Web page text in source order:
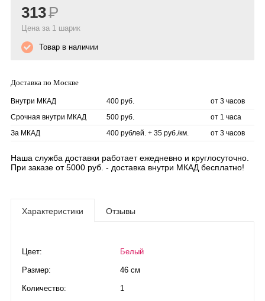
313Р
Цена за 1 шарик
Товар в наличии
Доставка по Москве
Внутри МКАД 400 руб.
от 3 часов
Срочная внутри МКАД
500 руб.
от 1 часа
За МКАД
400 рублей. + 35 руб./км. от 3 часов
Наша служба доставки работает ежедневно и круглосуточно.
При заказе от 5000 руб. - доставка внутри МКАД бесплатно!
Характеристики Отзывы
Цвет: Белый
Размер: 46 см
Количество: 1